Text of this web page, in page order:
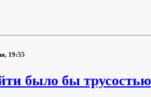
19:55
было бы